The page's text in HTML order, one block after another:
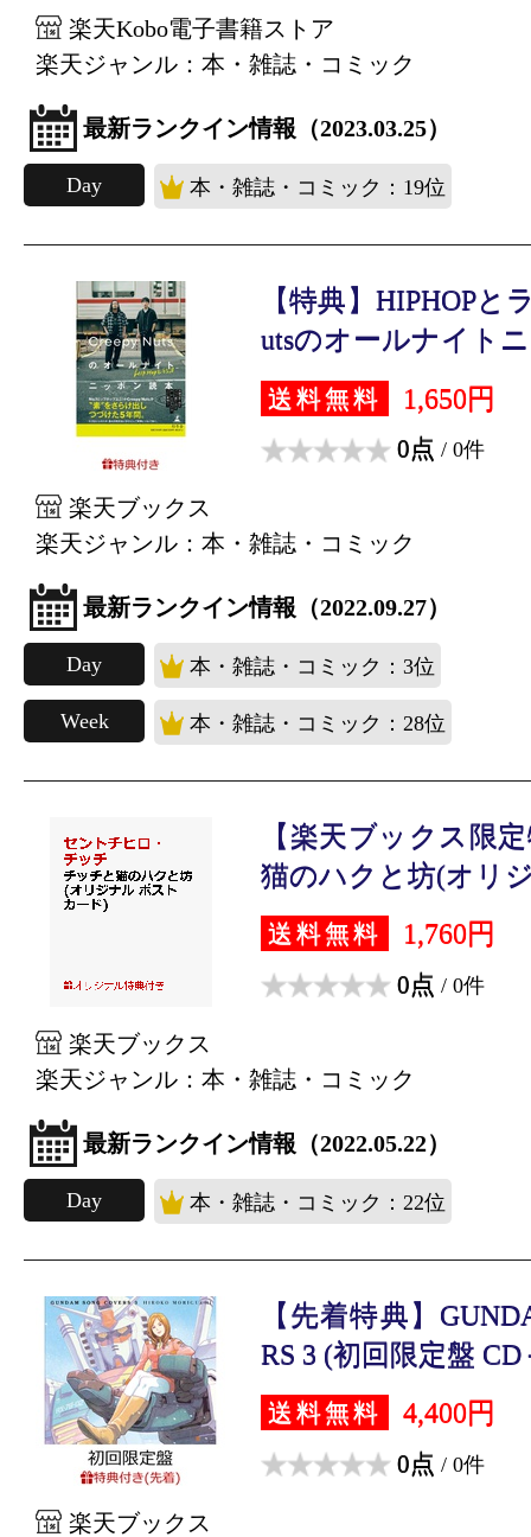
楽天Kobo電子書籍ストア
楽天ジャンル：本・雑誌・コミック
最新ランクイン情報（2023.03.25）
Day 本・雑誌・コミック：19位
【特典】HIPHOP
utsのオールナイト
送料無料 1,650円
0点 / 0件
楽天ブックス
楽天ジャンル：本・雑誌・コミック
最新ランクイン情報（2022.09.27）
Day 本・雑誌・コミック：3位
Week 本・雑誌・コミック：28位
【楽天ブックス限
猫のハクと坊(オリ
送料無料 1,760円
0点 / 0件
楽天ブックス
楽天ジャンル：本・雑誌・コミック
最新ランクイン情報（2022.05.22）
Day 本・雑誌・コミック：22位
【先着特典】
RS 3 (初回限定盤 CD
送料無料 4,400円
0点 / 0件
楽天ブックス